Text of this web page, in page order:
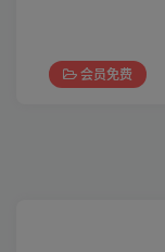
会员免费